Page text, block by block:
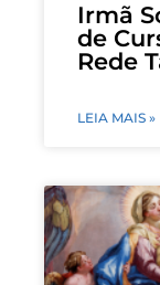
Irmã
de
Rede
LEIA MAIS »